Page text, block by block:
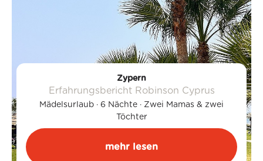
Zypern
Erfahrungsbericht Robinson Cyprus
Mädelsurlaub · 6 Nächte · Zwei Mamas & zwei
Töchter
mehr lesen